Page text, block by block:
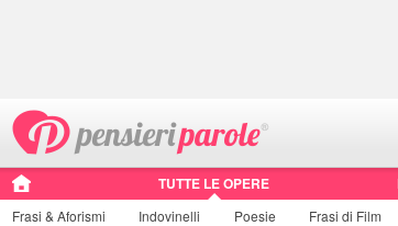
TUTTE LE OPERE
Frasi & Aforismi Indovinelli Poesie Frasi di Film